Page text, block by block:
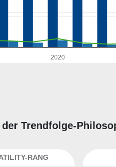
2020
Trendfolge-
RANG